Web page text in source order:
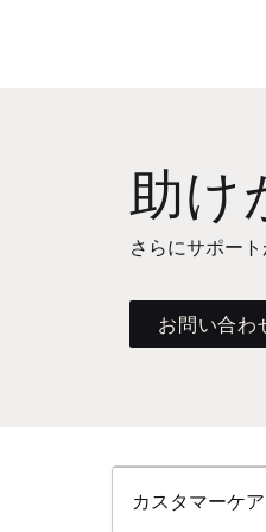
助け
さらにサポー
お問い合わ
カスタマーケア